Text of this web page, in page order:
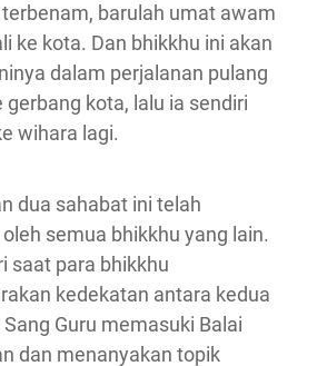
barulah umat awam
ke kota. Dan bhikkhu ini akan
dalam perjalanan pulang
gerbang kota, lalu ia sendiri
wihara lagi.
dua sahabat ini telah
semua bhikkhu yang lain.
saat para bhikkhu
kedekatan antara kedua
Guru memasuki Balai
dan menanyakan topik